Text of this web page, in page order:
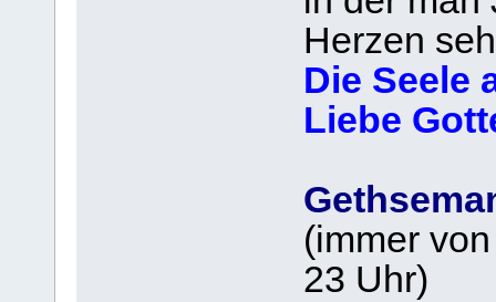
Herzen
Die Seele
Liebe
(immer
23 Uhr)